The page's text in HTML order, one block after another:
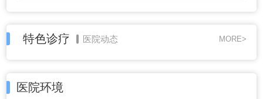
特色诊疗 医院动态 MORE>
医院环境